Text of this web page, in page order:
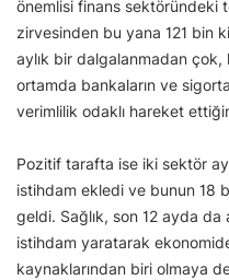
önemlisi finans sektöründeki
zirvesinden bu yana 121 bin
aylık bir dalgalanmadan çok,
ortamda bankaların ve
verimlilik odaklı hareket
Pozitif tarafta ise iki sektör
istihdam ekledi ve bunun 18
geldi. Sağlık, son 12 ayda
istihdam yaratarak
kaynaklarından biri olmaya